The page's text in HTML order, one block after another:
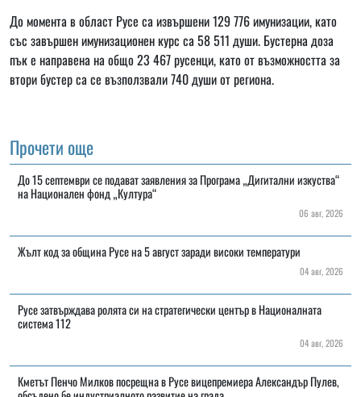
До момента в област Русе са извършени 129 776 имунизации, като
със завършен имунизационен курс са 58 511 души. Бустерна доза
пък е направена на общо 23 467 русенци, като от възможността за
втори бустер са се възползвали 740 души от региона.
Прочети още
До 15 септември се подават заявления за Програма „Дигитални изкуства“
на Национален фонд „Култура“
06 авг, 2026
Жълт код за община Русе на 5 август заради високи температури
04 авг, 2026
Русе затвърждава ролята си на стратегически център в Националната
система 112
04 авг, 2026
Кметът Пенчо Милков посрещна в Русе вицепремиера Александър Пулев,